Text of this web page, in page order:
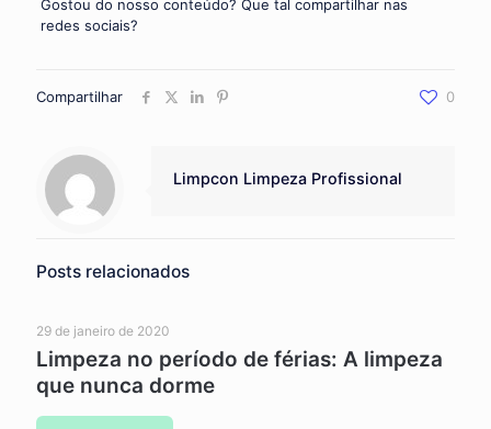
Gostou do nosso conteúdo? Que tal compartilhar nas
redes sociais?
Compartilhar 0
Limpcon Limpeza Profissional
Posts relacionados
29 de janeiro de 2020
Limpeza no período de férias: A limpeza
que nunca dorme